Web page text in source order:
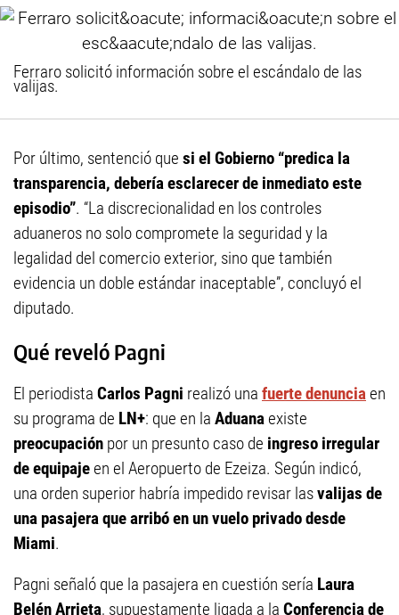
Ferraro solicitó información sobre el escándalo de las
valijas.
Por último, sentenció que si el Gobierno “predica la
transparencia, debería esclarecer de inmediato este
episodio”. “La discrecionalidad en los controles
aduaneros no solo compromete la seguridad y la
legalidad del comercio exterior, sino que también
evidencia un doble estándar inaceptable”, concluyó el
diputado.
Qué reveló Pagni
El periodista Carlos Pagni realizó una fuerte denunciaen
su programa de LN+: que en la Aduanaexiste
preocupación por un presunto caso de ingreso irregular
de equipajeen el Aeropuerto de Ezeiza. Según indicó,
una orden superior habría impedido revisar lasvalijas de
una pasajera que arribó en un vuelo privado desde
Miami.
Pagni señaló que la pasajera en cuestión sería Laura
Belén Arrieta, supuestamente ligada a la Conferencia de